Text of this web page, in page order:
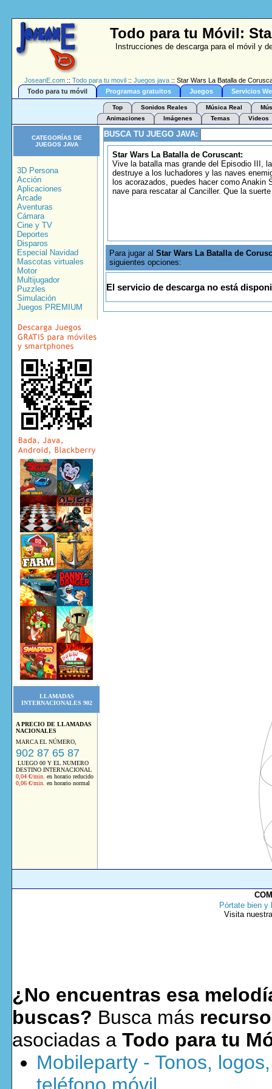
Todo para tu Móvil:
Instrucciones de descarga para el móvil y
JoseanE.com :: Todo para tu movil :: Juegos java :: Star Wars La Batalla de
Todo para tu móvil
Programas gratuitos Juegos Servicios
Top Sonidos Reales Música Real
Animaciones
Imágenes Temas Videos
CATEGORÍAS DE
JUEGOS JAVA
3D Persona
Acción
Aplicaciones
Arcade
Aventuras
Cámara
Cine y TV
Deportes
Disparos
Especial Navidad
Mascotas virtuales
Motor
Multijugador
Puzzles
Simulación
Juegos PREMIUM
LLAMADAS
INTERNACIONALES 902
A PRECIO DE LLAMADAS
NACIONALES
MARCA EL NÚMERO,
902 87 65 87
LUEGO 00 Y EL NUMERO
DESTINO INTERNACIONAL
0,04 €/min. en horario reducido
0,06 €/min. en horario normal
BUSCA TU JUEGO JAVA:
Star Wars La Batalla de Coruscant:
Vive la batalla mas grande del Episodio III,
destruye a los luchadores y las naves
los acorazados, puedes hacer como Anakin
nave para rescatar al Canciller. Que la
Para jugar al Star Wars La Batalla de
siguientes opciones:
El servicio de descarga no está
Pórtate bien y
Visita
¿No encuentras esa
buscas? Busca más
asociadas a Todo para tu
Mobileparty - Tonos,